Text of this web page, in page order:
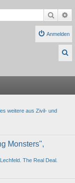
Suche
Anmelden
c
weitere aus Zivil- und
Monsters",
The Real Deal.